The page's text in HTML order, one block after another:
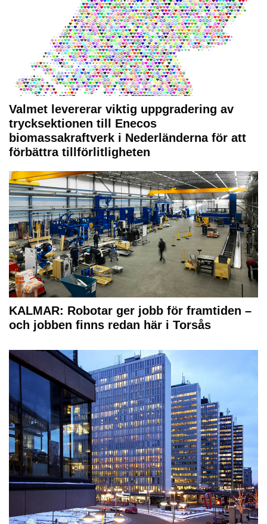
Valmet levererar viktig uppgradering av
trycksektionen till Enecos
biomassakraftverk i Nederländerna för att
förbättra tillförlitligheten
KALMAR: Robotar ger jobb för framtiden –
och jobben finns redan här i Torsås